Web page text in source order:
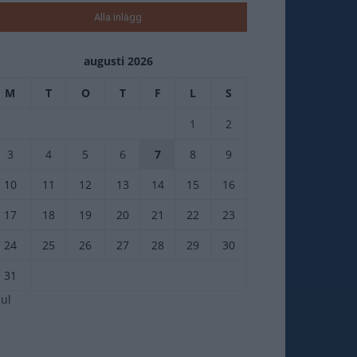
Alla inlägg
augusti 2026
M T O T F L S
1
2
3
4 5 6 7 8
9
10
11 12 13 14 15
16
17
18 19 20 21 22
23
24
25 26 27 28 29
30
31